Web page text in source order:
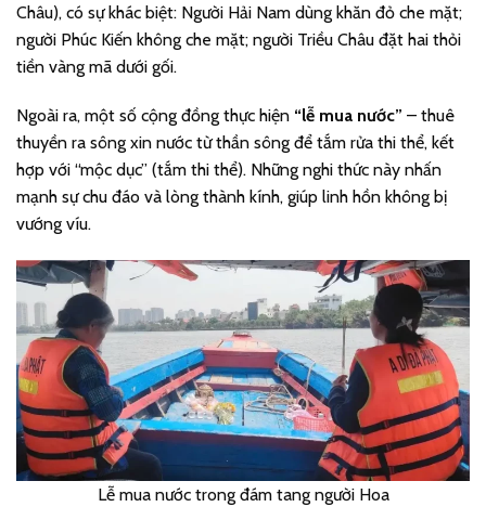
Châu), có sự khác biệt: Người Hải Nam dùng khăn đỏ che mặt;
người Phúc Kiến không che mặt; người Triều Châu đặt hai thỏi
tiền vàng mã dưới gối.
Ngoài ra, một số cộng đồng thực hiện “lễ mua nước” – thuê
thuyền ra sông xin nước từ thần sông để tắm rửa thi thể, kết
hợp với “mộc dục” (tắm thi thể). Những nghi thức này nhấn
mạnh sự chu đáo và lòng thành kính, giúp linh hồn không bị
vướng víu.
Lễ mua nước trong đám tang người Hoa